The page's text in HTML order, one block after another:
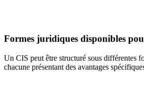
Formes juridiques disponibles
Un CIS peut être structuré sous différentes
chacune présentant des avantages